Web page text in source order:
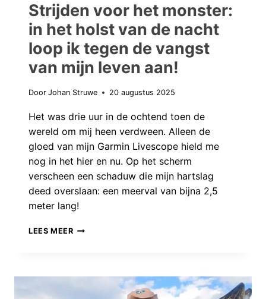
Strijden voor het monster:
in het holst van de nacht
loop ik tegen de vangst
van mijn leven aan!
Door Johan Struwe 20 augustus 2025
Het was drie uur in de ochtend toen de
wereld om mij heen verdween. Alleen de
gloed van mijn Garmin Livescope hield me
nog in het hier en nu. Op het scherm
verscheen een schaduw die mijn hartslag
deed overslaan: een meerval van bijna 2,5
meter lang!
LEES MEERSTRIJDEN
MONSTER: